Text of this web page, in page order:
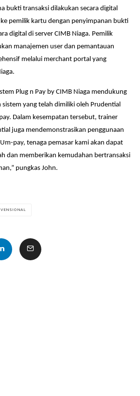
bukti transaksi dilakukan secara digital
ke pemilik kartu dengan penyimpanan bukti
digital di server CIMB Niaga. Pemilik
manajemen user dan pemantauan
melalui merchant portal yang
Plug n Pay by CIMB Niaga mendukung
yang telah dimiliki oleh Prudential
Dalam kesempatan tersebut, trainer
juga mendemonstrasikan penggunaan
pay, tenaga pemasar kami akan dapat
dan memberikan kemudahan bertransaksi
pungkas John.